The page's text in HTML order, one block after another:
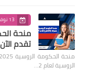
13 نوفمبر 2024
تقدم
الروسية لعام 2…